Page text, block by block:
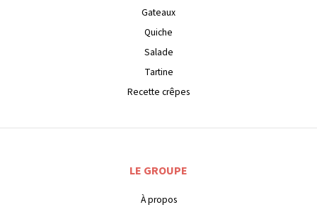
Gateaux
Quiche
Salade
Tartine
Recette crêpes
LE GROUPE
À propos